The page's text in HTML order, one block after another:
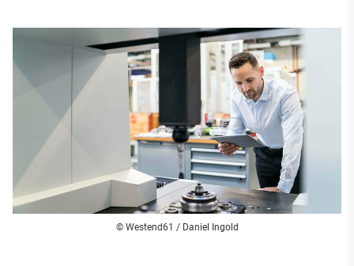
© Westend61 / Daniel Ingold